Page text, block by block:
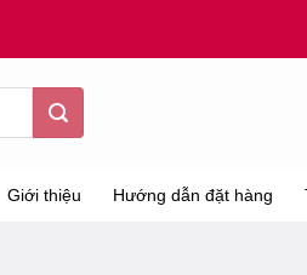
Giới thiệu Hướng dẫn đặt hàng